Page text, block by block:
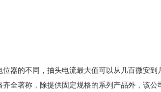
器的不同，抽头电流最大值可以从几百微安到
全著称，除提供固定规格的系列产品外，该公